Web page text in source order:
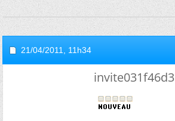
21/04/2011, 11h34
invite031f46d3